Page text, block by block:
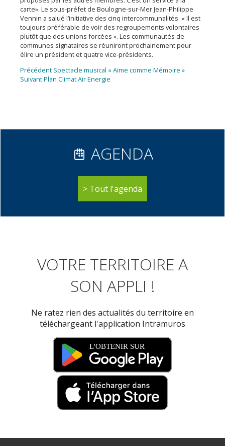
carte». Le sous-préfet de Boulogne-sur-Mer Jean-Philippe
Vennin a salué l’initiative des cinq intercommunalités. « Il est
toujours préférable de voir des regroupements volontaires
plutôt que des unions forcées ». Les communautés de
communes signataires se réuniront prochainement pour
élire un président et quatre vice-présidents.
Navigation
de
Précédent Article
précédent :
Spectacle musical « Aime comme Mémoire »
SuivantArticle
Plan Climat Air Energie
AGENDA
Tout l'agenda
VOTRE TERRITOIRE A
SON APPLI !
Ne ratez rien des actualités du territoire en
téléchargeant l'application Intramuros